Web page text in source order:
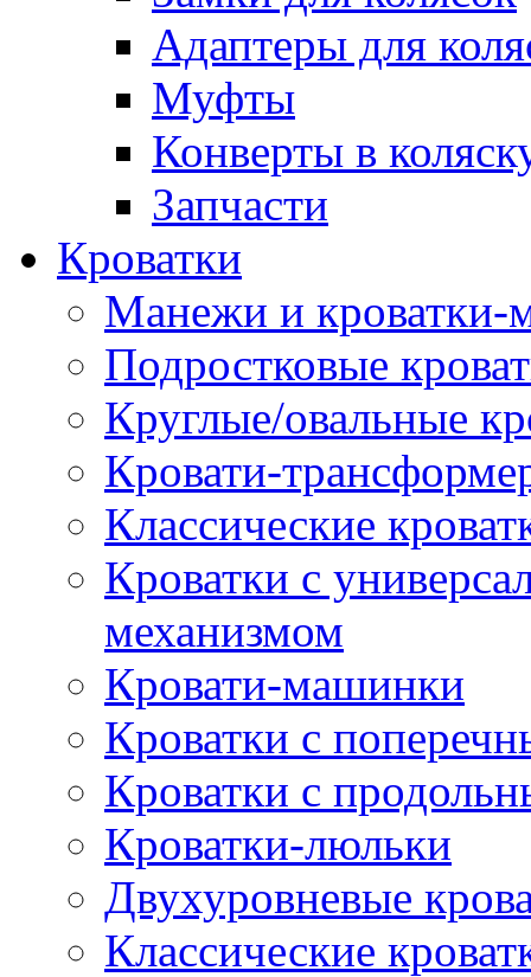
Адаптеры для
Муфты
Конверты в
Запчасти
Кроватки
Манежи и кроватки-
Подростковые
Круглые/овальные
Кровати-
Классические
Кроватки с
механизмом
Кровати-машинки
Кроватки с
Кроватки с
Кроватки-люльки
Двухуровневые
Классические